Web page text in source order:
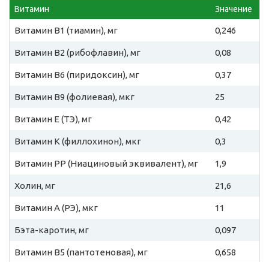
Витамин Значение
Витамин B1 (тиамин), мг 0,246
Витамин B2 (рибофлавин), мг 0,08
Витамин B6 (пиридоксин), мг 0,37
Витамин B9 (фолиевая), мкг 25
Витамин E (ТЭ), мг 0,42
Витамин К (филлохинон), мкг 0,3
Витамин PP (Ниациновый эквивалент), мг 1,9
Холин, мг 21,6
Витамин A (РЭ), мкг 11
Бэта-каротин, мг 0,097
Витамин B5 (пантотеновая), мг 0,658